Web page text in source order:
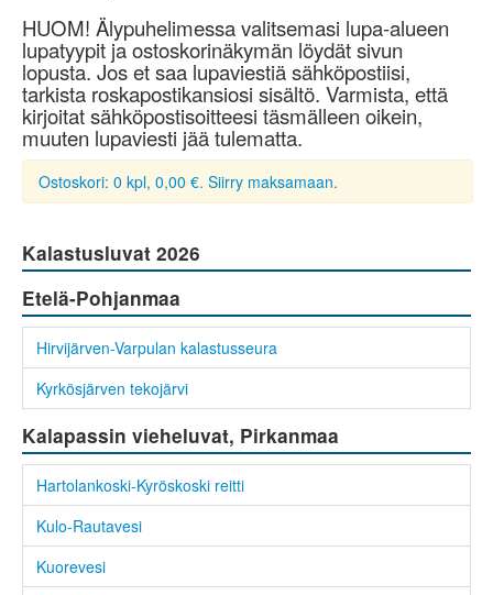
HUOM! Älypuhelimessa valitsemasi lupa-alueen
lupatyypit ja ostoskorinäkymän löydät sivun
lopusta. Jos et saa lupaviestiä sähköpostiisi,
tarkista roskapostikansiosi sisältö. Varmista, että
kirjoitat sähköpostisoitteesi täsmälleen oikein,
muuten lupaviesti jää tulematta.
Ostoskori: 0 kpl, 0,00 €. Siirry maksamaan.
Kalastusluvat 2026
Etelä-Pohjanmaa
Hirvijärven-Varpulan kalastusseura
Kyrkösjärven tekojärvi
Kalapassin vieheluvat, Pirkanmaa
Hartolankoski-Kyröskoski reitti
Kulo-Rautavesi
Kuorevesi